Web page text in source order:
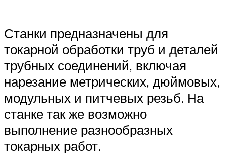
Станки предназначены для
токарной обработки труб и деталей
трубных соединений, включая
нарезание метрических, дюймовых,
модульных и питчевых резьб. На
станке так же возможно
выполнение разнообразных
токарных работ.